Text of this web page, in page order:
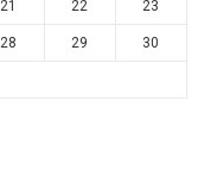
21 22 23
28 29 30